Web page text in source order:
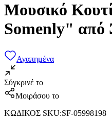
Μουσικό
Somenly" από
Αγαπημένα
Σύγκρινέ το
Μοιράσου το
ΚΩΔΙΚΟΣ SKU:SF-05998198